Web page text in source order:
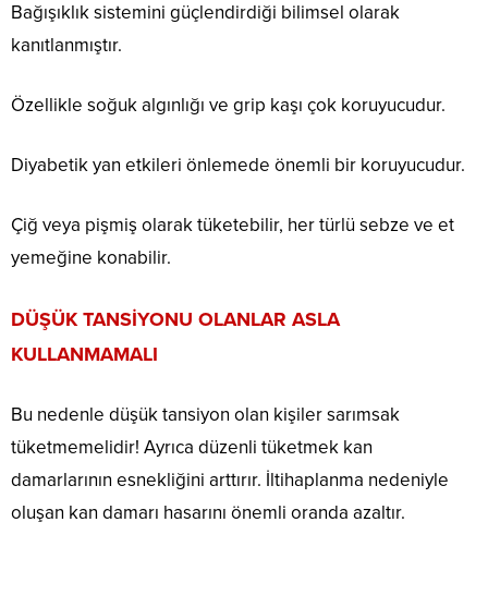
Bağışıklık sistemini güçlendirdiği bilimsel olarak
kanıtlanmıştır.
Özellikle soğuk algınlığı ve grip kaşı çok koruyucudur.
Diyabetik yan etkileri önlemede önemli bir koruyucudur.
Çiğ veya pişmiş olarak tüketebilir, her türlü sebze ve et
yemeğine konabilir.
DÜŞÜK TANSİYONU OLANLAR ASLA
KULLANMAMALI
Bu nedenle düşük tansiyon olan kişiler sarımsak
tüketmemelidir! Ayrıca düzenli tüketmek kan
damarlarının esnekliğini arttırır. İltihaplanma nedeniyle
oluşan kan damarı hasarını önemli oranda azaltır.